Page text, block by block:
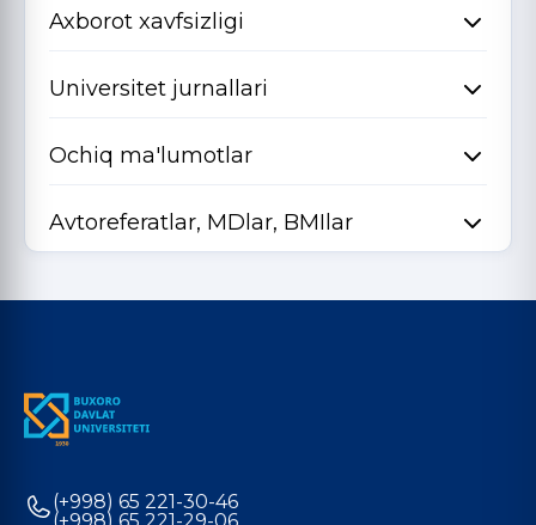
Axborot xavfsizligi
Universitet jurnallari
Ochiq ma'lumotlar
Avtoreferatlar, MDlar, BMIlar
(+998) 65 221-30-46